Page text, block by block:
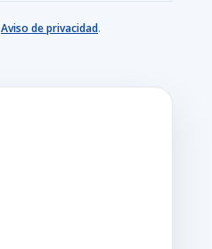
Aviso de privacidad.